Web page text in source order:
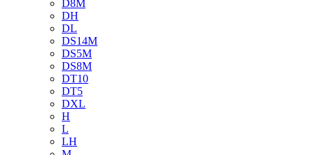
D8M
DH
DL
DS14M
DS5M
DS8M
DT10
DT5
DXL
H
L
LH